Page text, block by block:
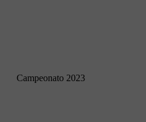
Campeonato 2023